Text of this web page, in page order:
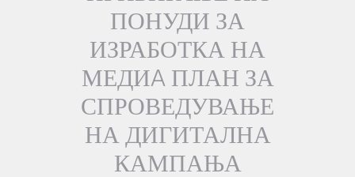
ПОНУДИ ЗА
ИЗРАБОТКА НА
МЕДИA ПЛАН ЗА
СПРОВЕДУВАЊЕ
НА ДИГИТАЛНА
КАМПАЊА